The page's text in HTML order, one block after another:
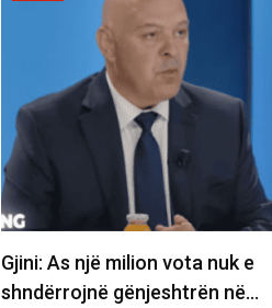
Gjini: As një milion vota nuk e
shndërrojnë gënjeshtrën në…